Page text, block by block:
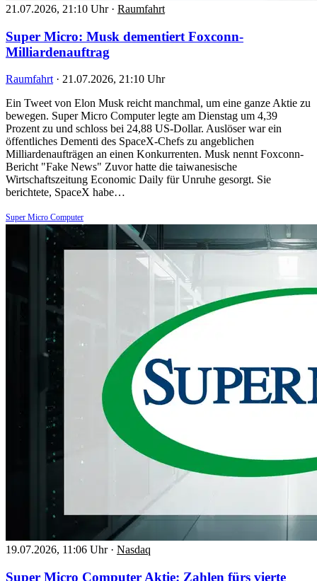
21.07.2026, 21:10 Uhr · Raumfahrt
Super Micro: Musk dementiert Foxconn-
Milliardenauftrag
Raumfahrt · 21.07.2026, 21:10 Uhr
Ein Tweet von Elon Musk reicht manchmal, um eine ganze Aktie zu
bewegen. Super Micro Computer legte am Dienstag um 4,39
Prozent zu und schloss bei 24,88 US-Dollar. Auslöser war ein
öffentliches Dementi des SpaceX-Chefs zu angeblichen
Milliardenaufträgen an einen Konkurrenten. Musk nennt Foxconn-
Bericht "Fake News" Zuvor hatte die taiwanesische
Wirtschaftszeitung Economic Daily für Unruhe gesorgt. Sie
berichtete, SpaceX habe…
Super Micro Computer
19.07.2026, 11:06 Uhr · Nasdaq
Super Micro Computer Aktie: Zahlen fürs vierte